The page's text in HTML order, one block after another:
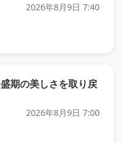
2026年8月9日 7:40
期の美しさを取り戻
2026年8月9日 7:00